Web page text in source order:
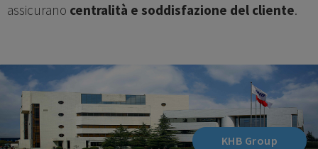
assicurano centralità e soddisfazione del cliente.
KHB Group